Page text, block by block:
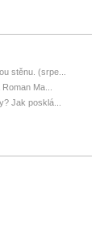
stěnu. (srpe...
Ma...
Jak posklá...